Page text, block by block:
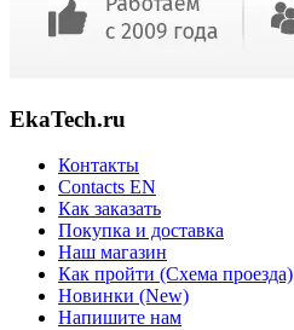
EkaTech.ru
Контакты
Contacts EN
Как заказать
Покупка и доставка
Наш магазин
Как пройти (Схема проезда)
Новинки (New)
Напишите нам